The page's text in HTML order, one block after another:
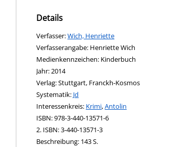
Details
Verfasser:Suche nach diesem Verfasser
Wich, Henriette
Verfasserangabe: Henriette Wich
Medienkennzeichen: Kinderbuch
Jahr:2014
Verlag:Stuttgart, Franckh-Kosmos
opens in new tab
Diesen Link in neuem Tab öffnen
Systematik: Suche nach dieser Systematik
Jd
Interessenkreis: Suche nach diesem Interessenskreis
Krimi,Antolin
ISBN:978-3-440-13571-6
2. ISBN:3-440-13571-3
Beschreibung: 143 S.